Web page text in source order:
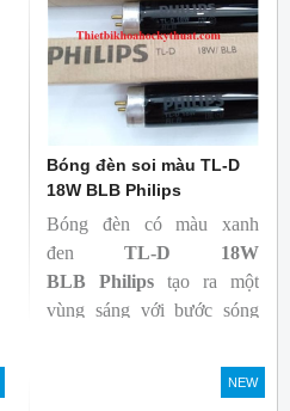
Bóng đèn soi màu TL-D
18W BLB Philips
Bóng đèn có màu xanh
đen TL-D 18W
BLB
Philips tạo ra một
vùng sáng với bước sóng
sắc trực quan. Giúp người
dùng có thể phát hiện và
NEW